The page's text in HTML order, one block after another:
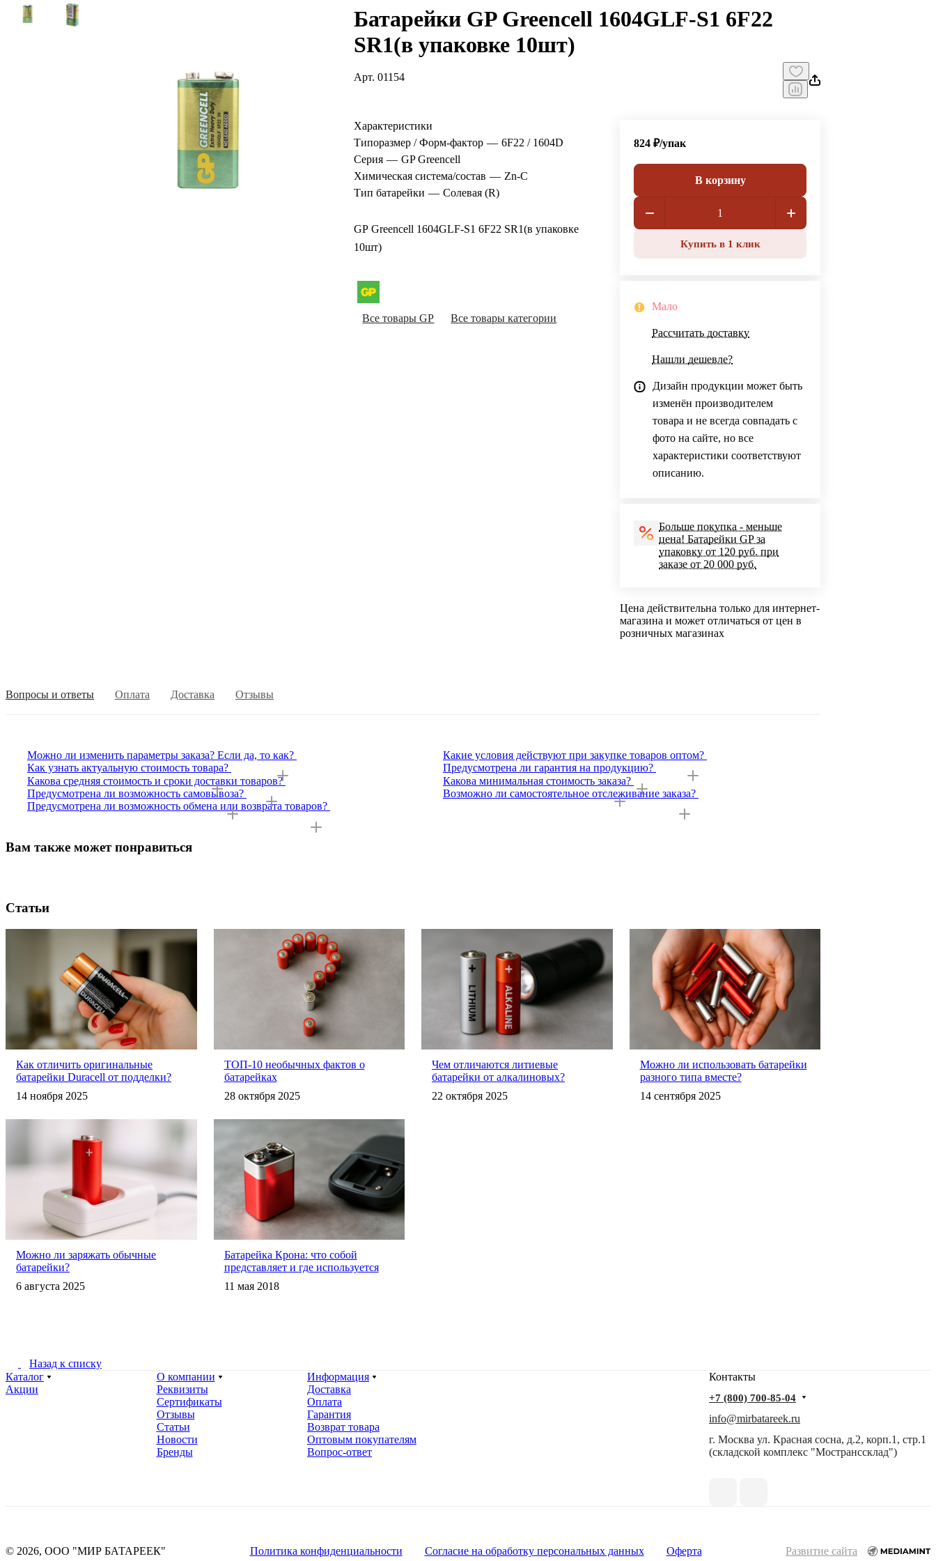
Батарейки GP Greencell 1604GLF-S1 6F22
SR1(в упаковке 10шт)
Арт.01154
Характеристики
Типоразмер / Форм-фактор — 6F22 / 1604D
Серия — GP Greencell
Химическая система/состав — Zn-C
Тип батарейки — Солевая (R)
GP Greencell 1604GLF-S1 6F22 SR1(в упаковке
10шт)
Все товары GP Все товары категории
824 ₽/упак
В корзину
Купить в 1 клик
Мало
Рассчитать доставку
Нашли дешевле?
Дизайн продукции может быть
изменён производителем
товара и не всегда совпадать с
фото на сайте, но все
характеристики соответствуют
описанию.
Больше покупка - меньше
цена! Батарейки GP за
упаковку от 120 руб. при
заказе от 20 000 руб.
Цена действительна только для интернет-
магазина и может отличаться от цен в
розничных магазинах
Вопросы и ответы Оплата Доставка Отзывы
Можно ли изменить параметры заказа? Если да, то как?
Как узнать актуальную стоимость товара?
Какова средняя стоимость и сроки доставки товаров?
Предусмотрена ли возможность самовывоза?
Предусмотрена ли возможность обмена или возврата товаров?
Какие условия действуют при закупке товаров оптом?
Предусмотрена ли гарантия на продукцию?
Какова минимальная стоимость заказа?
Возможно ли самостоятельное отслеживание заказа?
Вам также может понравиться
Статьи
Как отличить оригинальные
батарейки Duracell от подделки?
14 ноября 2025
ТОП-10 необычных фактов о
батарейках
28 октября 2025
Чем отличаются литиевые
батарейки от алкалиновых?
22 октября 2025
Можно ли использовать батарейки
разного типа вместе?
14 сентября 2025
Можно ли заряжать обычные
батарейки?
6 августа 2025
Батарейка Крона: что собой
представляет и где используется
11 мая 2018
Назад к списку
Каталог
Акции
О компании
Реквизиты
Сертификаты
Отзывы
Статьи
Новости
Бренды
Информация
Доставка
Оплата
Гарантия
Возврат товара
Оптовым покупателям
Вопрос-ответ
Контакты
+7 (800) 700-85-04
info@mirbatareek.ru
г. Москва ул. Красная сосна, д.2, корп.1, стр.1
(складской комплекс "Мостранссклад")
© 2026, ООО "МИР БАТАРЕЕК" Политика конфиденциальности Согласие на обработку персональных данных Оферта Развитие сайта